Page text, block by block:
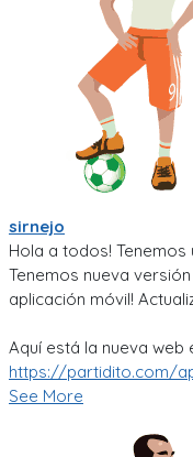
sirnejo
Hola a todos!
Tenemos nueva
aplicación móvil!
Aquí está la nueva web
https://partidito.com/
See More